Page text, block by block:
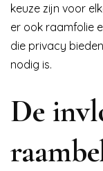
keuze zijn voor
er ook raamfolie
die privacy
nodig is.
De